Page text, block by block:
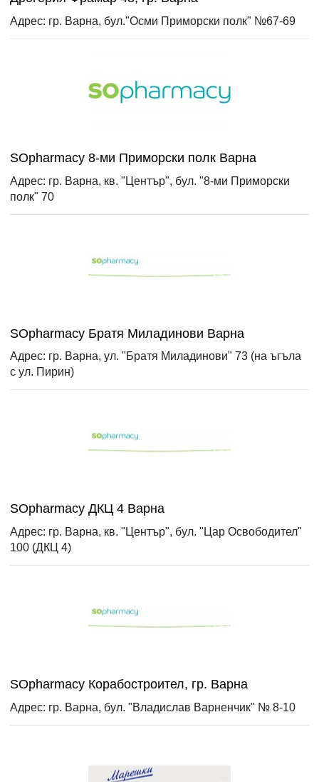
Адрес: гр. Варна, бул."Осми Приморски полк" №67-69
SOpharmacy 8-ми Приморски полк Варна
Адрес: гр. Варна, кв. "Център", бул. "8-ми Приморски
полк" 70
SOpharmacy Братя Миладинови Варна
Адрес: гр. Варна, ул. "Братя Миладинови" 73 (на ъгъла
с ул. Пирин)
SOpharmacy ДКЦ 4 Варна
Адрес: гр. Варна, кв. "Център", бул. "Цар Освободител"
100 (ДКЦ 4)
SOpharmacy Корабостроител, гр. Варна
Адрес: гр. Варна, бул. "Владислав Варненчик" № 8-10